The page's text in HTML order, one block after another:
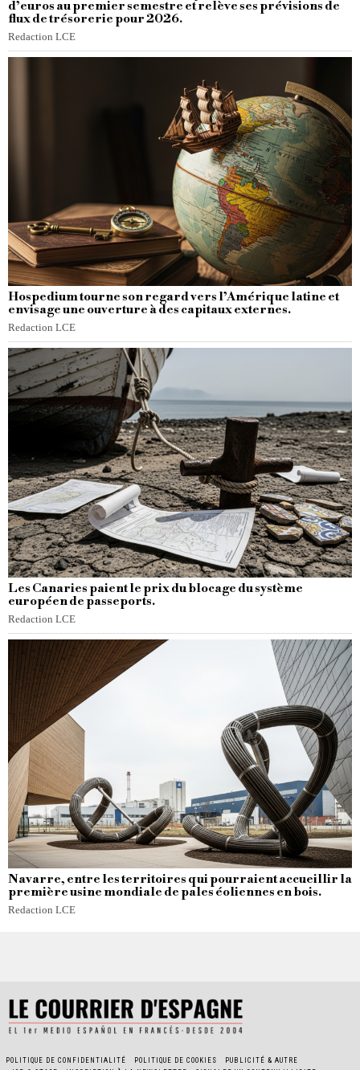
d’euros au premier semestre et relève ses prévisions de
flux de trésorerie pour 2026.
Redaction LCE
Hospedium tourne son regard vers l’Amérique latine et
envisage une ouverture à des capitaux externes.
Redaction LCE
Les Canaries paient le prix du blocage du système
européen de passeports.
Redaction LCE
Navarre, entre les territoires qui pourraient accueillir la
première usine mondiale de pales éoliennes en bois.
Redaction LCE
POLITIQUE DE CONFIDENTIALITÉ POLITIQUE DE COOKIES
PUBLICITÉ & AUTRE